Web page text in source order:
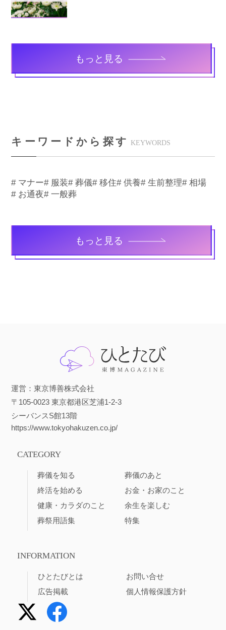
もっと見る
キーワードから探す KEYWORDS
# マナー# 服装# 葬儀# 移住# 供養# 生前整理# 相場
# お通夜# 一般葬
もっと見る
運営：東京博善株式会社
〒105-0023 東京都港区芝浦1-2-3
シーバンスS館13階
https://www.tokyohakuzen.co.jp/
CATEGORY
葬儀を知る
葬儀のあと
終活を始める
お金・お家のこと
健康・カラダのこと
余生を楽しむ
葬祭用語集
特集
INFORMATION
ひとたびとは
お問い合せ
広告掲載
個人情報保護方針